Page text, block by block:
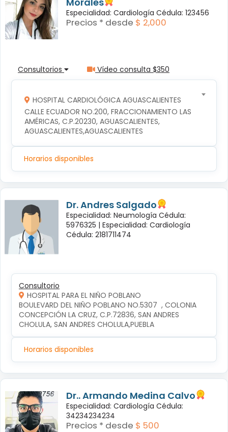
Especialidad: Cardiología Cédula: 123456
Precios * desde $ 2,000
Consultorios Vídeo consulta $350
HOSPITAL CARDIOLÓGICA AGUASCALIENTES
CALLE ECUADOR NO.200, FRACCIONAMIENTO LAS
AMÉRICAS, C.P.20230, AGUASCALIENTES,
AGUASCALIENTES,AGUASCALIENTES
Horarios disponibles
Dr. Andres Salgado
Especialidad: Neumología Cédula:
5976325 | Especialidad: Cardiología
Cédula: 2181711474
Consultorio
HOSPITAL PARA EL NIÑO POBLANO
BOULEVARD DEL NIÑO POBLANO NO.5307  , COLONIA
CONCEPCIÓN LA CRUZ, C.P.72836, SAN ANDRES
CHOLULA, SAN ANDRES CHOLULA,PUEBLA
Horarios disponibles
Dr.. Armando Medina Calvo
Especialidad: Cardiología Cédula:
34234234234
Precios * desde $ 500